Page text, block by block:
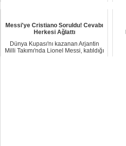
Messi'ye Cristiano Soruldu! Cevabı
Herkesi Ağlattı
Dünya Kupası'nı kazanan Arjantin
Milli Takımı'nda Lionel Messi, katıldığı